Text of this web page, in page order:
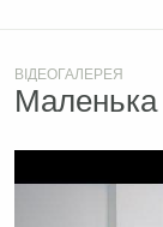
ВІДЕОГАЛЕРЕЯ
Маленька